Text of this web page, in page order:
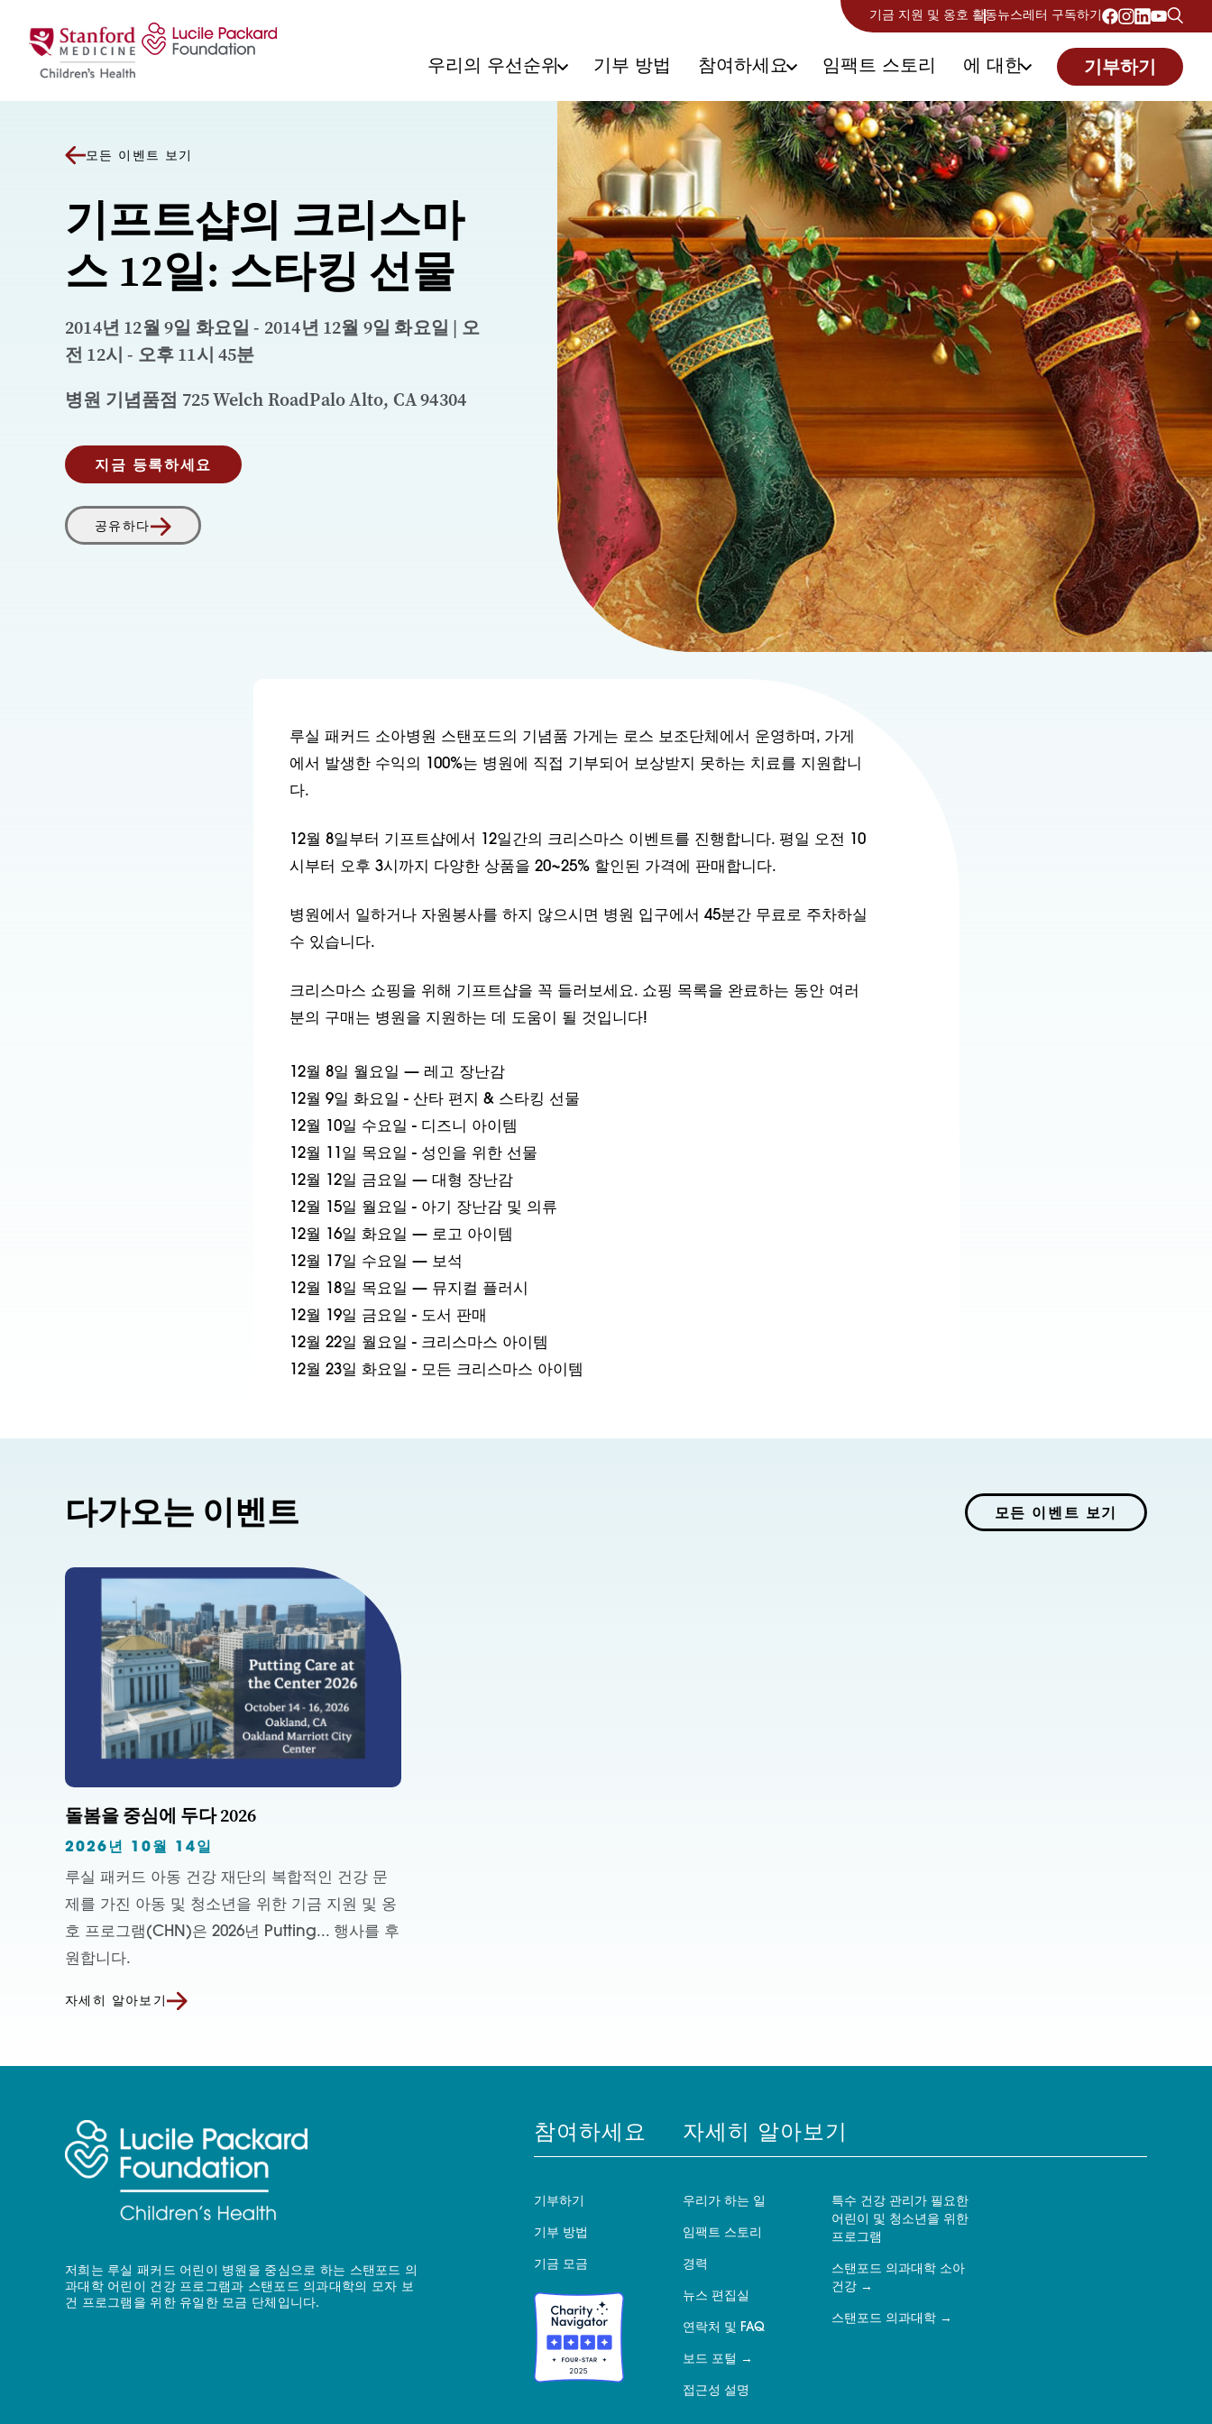
기금 지원 및 옹호 활동뉴스레터 구독하기
우리의 우선순위 기부 방법 참여하세요 임팩트 스토리 에 대한 기부하기
모든 이벤트 보기
기프트샵의 크리스마
스 12일: 스타킹 선물
2014년 12월 9일 화요일 - 2014년 12월 9일 화요일 | 오
전 12시 - 오후 11시 45분
병원 기념품점 725 Welch RoadPalo Alto, CA 94304
지금 등록하세요
공유하다
루실 패커드 소아병원 스탠포드의 기념품 가게는 로스 보조단체에서 운영하며, 가게
에서 발생한 수익의 100%는 병원에 직접 기부되어 보상받지 못하는 치료를 지원합니
다.
12월 8일부터 기프트샵에서 12일간의 크리스마스 이벤트를 진행합니다. 평일 오전 10
시부터 오후 3시까지 다양한 상품을 20~25% 할인된 가격에 판매합니다.
병원에서 일하거나 자원봉사를 하지 않으시면 병원 입구에서 45분간 무료로 주차하실
수 있습니다.
크리스마스 쇼핑을 위해 기프트샵을 꼭 들러보세요. 쇼핑 목록을 완료하는 동안 여러
분의 구매는 병원을 지원하는 데 도움이 될 것입니다!
12월 8일 월요일 — 레고 장난감
12월 9일 화요일 - 산타 편지 & 스타킹 선물
12월 10일 수요일 - 디즈니 아이템
12월 11일 목요일 - 성인을 위한 선물
12월 12일 금요일 — 대형 장난감
12월 15일 월요일 - 아기 장난감 및 의류
12월 16일 화요일 — 로고 아이템
12월 17일 수요일 — 보석
12월 18일 목요일 — 뮤지컬 플러시
12월 19일 금요일 - 도서 판매
12월 22일 월요일 - 크리스마스 아이템
12월 23일 화요일 - 모든 크리스마스 아이템
다가오는 이벤트 모든 이벤트 보기
돌봄을 중심에 두다 2026
2026년 10월 14일
루실 패커드 아동 건강 재단의 복합적인 건강 문
제를 가진 아동 및 청소년을 위한 기금 지원 및 옹
호 프로그램(CHN)은 2026년 Putting... 행사를 후
원합니다.
자세히 알아보기
저희는 루실 패커드 어린이 병원을 중심으로 하는 스탠포드 의
과대학 어린이 건강 프로그램과 스탠포드 의과대학의 모자 보
건 프로그램을 위한 유일한 모금 단체입니다.
참여하세요
기부하기
기부 방법
기금 모금
자세히 알아보기
우리가 하는 일
임팩트 스토리
경력
뉴스 편집실
연락처 및 FAQ
보드 포털
접근성 설명
특수 건강 관리가 필요한
어린이 및 청소년을 위한
프로그램
스탠포드 의과대학 소아
건강
스탠포드 의과대학